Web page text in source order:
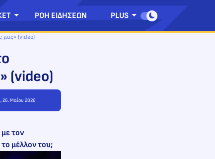
ΡΟΗ ΕΙΔΗΣΕΩΝ PLUS
μας» (video)
(video)
26. Μαΐου 2026
τον
μέλλον του;